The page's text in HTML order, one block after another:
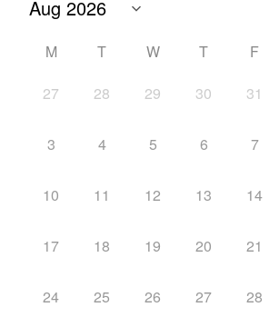
M T W T F
27
28 29 30 31
3 4 5 6 7
10 11 12 13 14
17 18 19 20 21
24 25 26 27 28